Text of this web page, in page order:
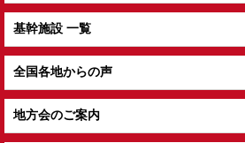
基幹施設 一覧
全国各地からの声
地方会のご案内